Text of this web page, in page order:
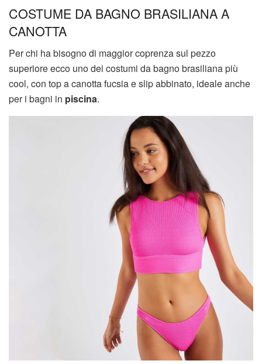
COSTUME DA BAGNO BRASILIANA A
CANOTTA
Per chi ha bisogno di maggior coprenza sul pezzo
superiore ecco uno dei costumi da bagno brasiliana più
cool, con top a canotta fucsia e slip abbinato, ideale anche
per i bagni in piscina.